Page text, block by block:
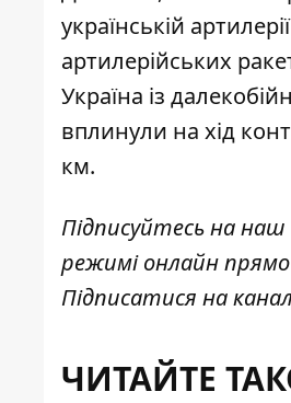
українській
артилерійських
Україна із
вплинули на хід
км.
Підписуйтесь на наш
режимі онлайн
Підписатися на
ЧИТАЙТЕ